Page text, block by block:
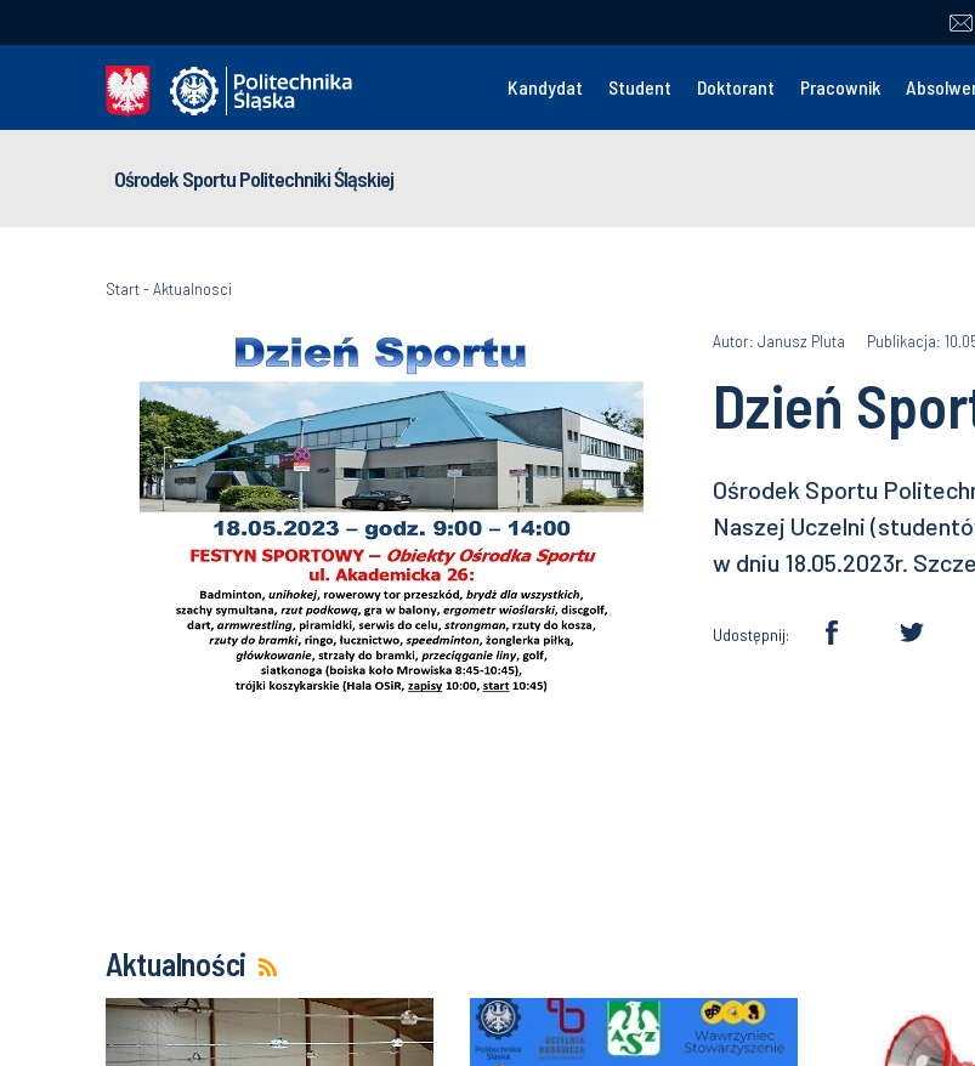
Kandydat Student Doktorant Pracownik
Ośrodek Sportu Politechniki Śląskiej
Start-Aktualnosci
Autor: Janusz Pluta Publikacja:
Dzień
Ośrodek Sportu
Naszej Uczelni
w dniu 18.05.2023r.
Udostępnij:
Aktualności